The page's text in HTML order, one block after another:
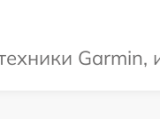
Garmin,